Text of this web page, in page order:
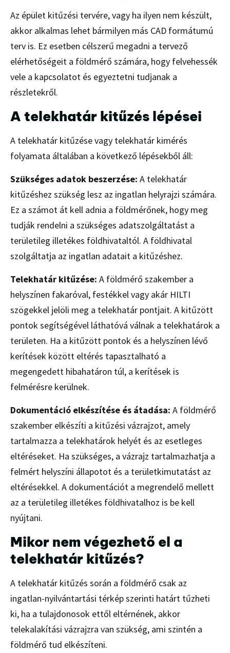
Az épület kitűzési tervére, vagy ha ilyen nem készült,
akkor alkalmas lehet bármilyen más CAD formátumú
terv is. Ez esetben célszerű megadni a tervező
elérhetőségeit a földmérő számára, hogy felvehessék
vele a kapcsolatot és egyeztetni tudjanak a
részletekről.
A telekhatár kitűzés lépései
A telekhatár kitűzése vagy telekhatár kimérés
folyamata általában a következő lépésekből áll:
Szükséges adatok beszerzése: A telekhatár
kitűzéshez szükség lesz az ingatlan helyrajzi számára.
Ez a számot át kell adnia a földmérőnek, hogy meg
tudják rendelni a szükséges adatszolgáltatást a
területileg illetékes földhivataltól. A földhivatal
szolgáltatja az ingatlan adatait a kitűzéshez.
Telekhatár kitűzése: A földmérő szakember a
helyszínen fakaróval, festékkel vagy akár HILTI
szögekkel jelöli meg a telekhatár pontjait. A kitűzött
pontok segítségével láthatóvá válnak a telekhatárok a
területen. Ha a kitűzött pontok és a helyszínen lévő
kerítések között eltérés tapasztalható a
megengedett hibahatáron túl, a kerítések is
felmérésre kerülnek.
Dokumentáció elkészítése és átadása: A földmérő
szakember elkészíti a kitűzési vázrajzot, amely
tartalmazza a telekhatárok helyét és az esetleges
eltéréseket. Ha szükséges, a vázrajz tartalmazhatja a
felmért helyszíni állapotot és a területkimutatást az
eltérésekkel. A dokumentációt a megrendelő mellett
az a területileg illetékes földhivatalhoz is be kell
nyújtani.
Mikor nem végezhető el a
telekhatár kitűzés?
A telekhatár kitűzés során a földmérő csak az
ingatlan-nyilvántartási térkép szerinti határt tűzheti
ki, ha a tulajdonosok ettől eltérnének, akkor
telekalakítási vázrajzra van szükség, ami szintén a
földmérő tud elkészíteni.